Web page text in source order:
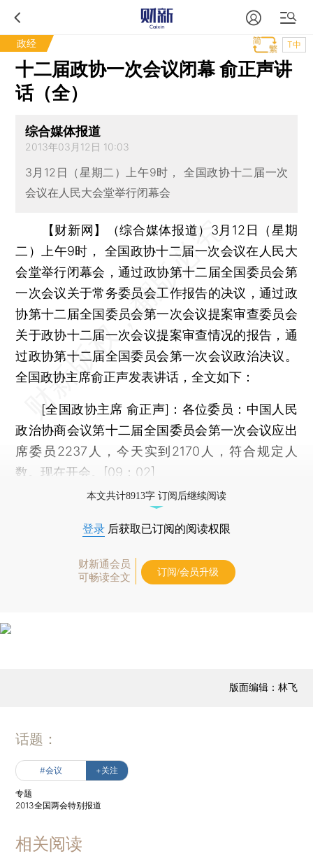
政经 T中
十二届政协一次会议闭幕 俞正声讲
话（全）
综合媒体报道
2013年03月12日 10:03
3月12日（星期二）上午9时， 全国政协十二届一次
会议在人民大会堂举行闭幕会
【财新网】（综合媒体报道） 3月12日（星期
二）上午9时， 全国政协十二届一次会议在人民大
会堂举行闭幕会，通过政协第十二届全国委员会第
一次会议关于常务委员会工作报告的决议，通过政
协第十二届全国委员会第一次会议提案审查委员会
关于政协十二届一次会议提案审查情况的报告，通
过政协第十二届全国委员会第一次会议政治决议。
全国政协主席俞正声发表讲话，全文如下：
[全国政协主席 俞正声]：各位委员：中国人民
政治协商会议第十二届全国委员会第一次会议应出
席委员2237人，今天实到2170人，符合规定人
数。现在开会。[09：02]
本文共计8913字 订阅后继续阅读
登录 后获取已订阅的阅读权限
财新通会员
可畅读全文
订阅/会员升级
版面编辑：林飞
话题：
#会议 +关注
专题
2013全国两会特别报道
相关阅读